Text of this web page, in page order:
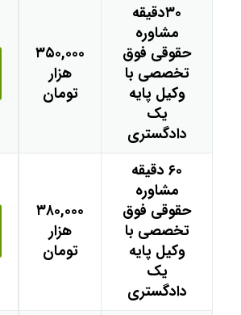
۳۰دقیقه
مشاوره
حقوقی فوق
تخصصی با
وکیل پایه
یک
دادگستری
۳۵۰,۰۰۰
هزار
تومان
۶۰ دقیقه
مشاوره
حقوقی فوق
تخصصی با
وکیل پایه
یک
دادگستری
۳۸۰,۰۰۰
هزار
تومان